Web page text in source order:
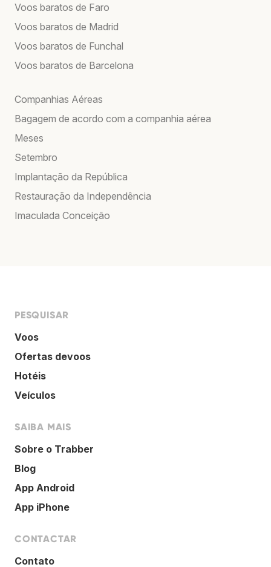
Voos baratos de Faro
Voos baratos de Madrid
Voos baratos de Funchal
Voos baratos de Barcelona
Companhias Aéreas
Bagagem de acordo com a companhia aérea
Meses
Setembro
Implantação da República
Restauração da Independência
Imaculada Conceição
PESQUISAR
Voos
Ofertas devoos
Hotéis
Veículos
SAIBA MAIS
Sobre o Trabber
Blog
App Android
App iPhone
CONTACTAR
Contato